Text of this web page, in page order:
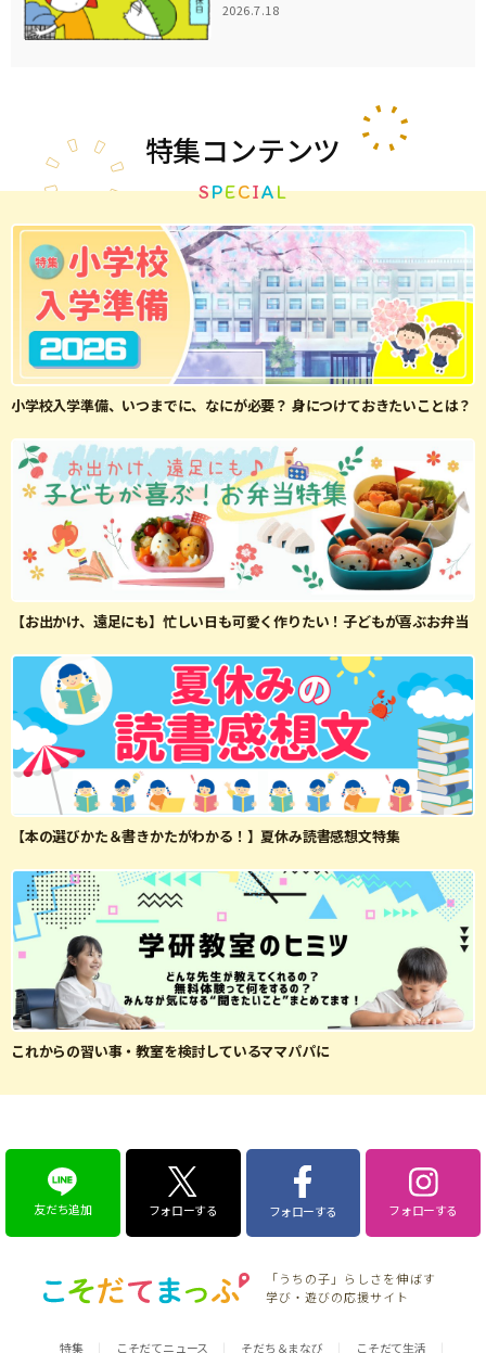
2026.7.18
特集コンテンツ
SPECIAL
小学校入学準備、いつまでに、なにが必要？ 身につけておきたいことは？
【お出かけ、遠足にも】忙しい日も可愛く作りたい！子どもが喜ぶお弁当
【本の選びかた＆書きかたがわかる！】夏休み読書感想文特集
これからの習い事・教室を検討しているママパパに
友だち追加 フォローする フォローする フォローする
「うちの子」らしさを伸ばす
学び・遊びの応援サイト
特集 こそだてニュース そだち＆まなび こそだて生活